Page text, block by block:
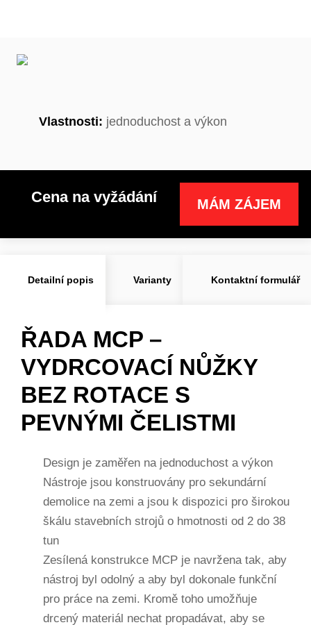
Vlastnosti: jednoduchost a výkon
Cena na vyžádání MÁM ZÁJEM
Detailní popis Varianty Kontaktní formulář
ŘADA MCP –
VYDRCOVACÍ NŮŽKY
BEZ ROTACE S
PEVNÝMI ČELISTMI
Design je zaměřen na jednoduchost a výkon
Nástroje jsou konstruovány pro sekundární
demolice na zemi a jsou k dispozici pro širokou
škálu stavebních strojů o hmotnosti od 2 do 38
tun
Zesílená konstrukce MCP je navržena tak, aby
nástroj byl odolný a aby byl dokonale funkční
pro práce na zemi. Kromě toho umožňuje
drcený materiál nechat propadávat, aby se